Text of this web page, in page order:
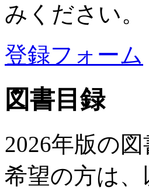
みください。
登録フォーム
図書目録
2026年版の
希望の方は